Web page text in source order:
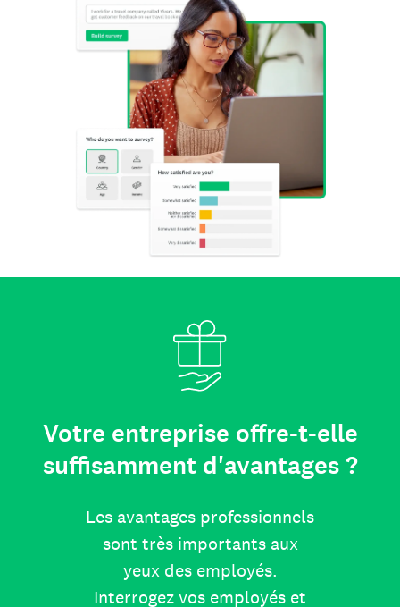
Votre entreprise offre-t-elle
suffisamment d'avantages ?
Les avantages professionnels
sont très importants aux
yeux des employés.
Interrogez vos employés et